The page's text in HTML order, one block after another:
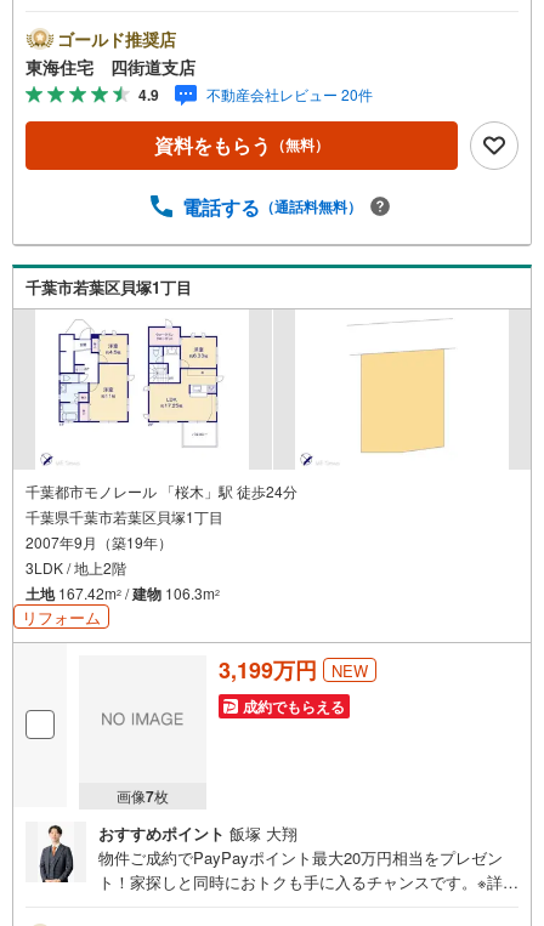
もお気軽にご相談下さい】地域密着で50年以上歩んできた
東海住宅にお任せください。充実の売却サービスでサポー
トいたします。不動産の売買をはじめ、相続問題、空き
家、空き地問題、ローンの支払いに関するお悩み、お住み
替えなどさまざまな問題を解決いたします。【営業時間】
9:30-18:30この時間帯はお電話でのお問い合わせのほうが
《東海住宅四街道支店の特徴》●地域密着！どうぞ安心して
い。豊富な地元情報と経験豊かな専門スタッフが、責任を
もって全力でお客様の「住まい」探しのお手伝いをいたし
ます。
ゴールド推奨店
東海住宅 四街道支店
4.9 不動産会社レビュー 20件
資料をもらう （無料）
電話する （通話料無料）
千葉市若葉区貝塚1丁目
千葉都市モノレール 「桜木」駅 徒歩24分
千葉県千葉市若葉区貝塚1丁目
2007年9月（築19年）
3LDK / 地上2階
土地167.42m2 /建物 106.3m2
リフォーム
画像7枚
3,199万円 NEW
成約でもらえる
おすすめポイント 飯塚 大翔
物件ご成約でPayPayポイント最大20万円相当をプレゼン
ト！家探しと同時におトクも手に入るチャンスです。※詳し